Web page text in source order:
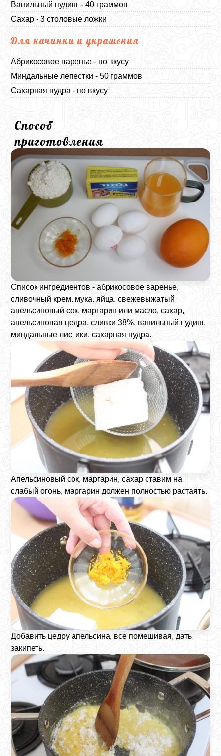
Ванильный пудинг - 40 граммов
Сахар - 3 столовые ложки
Для начинки и украшения
Абрикосовое варенье - по вкусу
Миндальные лепестки - 50 граммов
Сахарная пудра - по вкусу
Способ
приготовления
Список ингредиентов - абрикосовое варенье,
сливочный крем, мука, яйца, свежевыжатый
апельсиновый сок, маргарин или масло, сахар,
апельсиновая цедра, сливки 38%, ванильный пудинг,
миндальные листики, сахарная пудра.
Апельсиновый сок, маргарин, сахар ставим на
слабый огонь, маргарин должен полностью растаять.
Добавить цедру апельсина, все помешивая, дать
закипеть.